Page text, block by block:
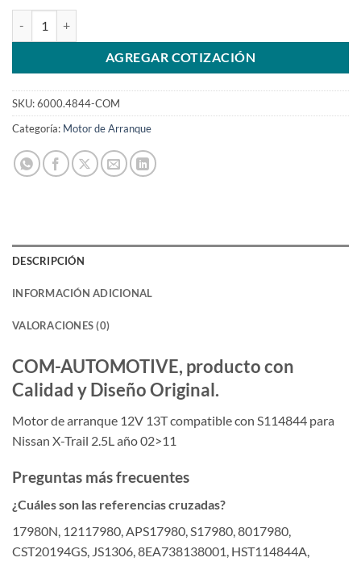
AGREGAR COTIZACIÓN
SKU:6000.4844-COM
Categoría: Motor de Arranque
DESCRIPCIÓN
INFORMACIÓN ADICIONAL
VALORACIONES (0)
COM-AUTOMOTIVE, producto con
Calidad y Diseño Original.
Motor de arranque 12V 13T compatible con S114844 para
Nissan X-Trail 2.5L año 02>11
Preguntas más frecuentes
¿Cuáles son las referencias cruzadas?
17980N, 12117980, APS17980, S17980, 8017980,
CST20194GS, JS1306, 8EA738138001, HST114844A,